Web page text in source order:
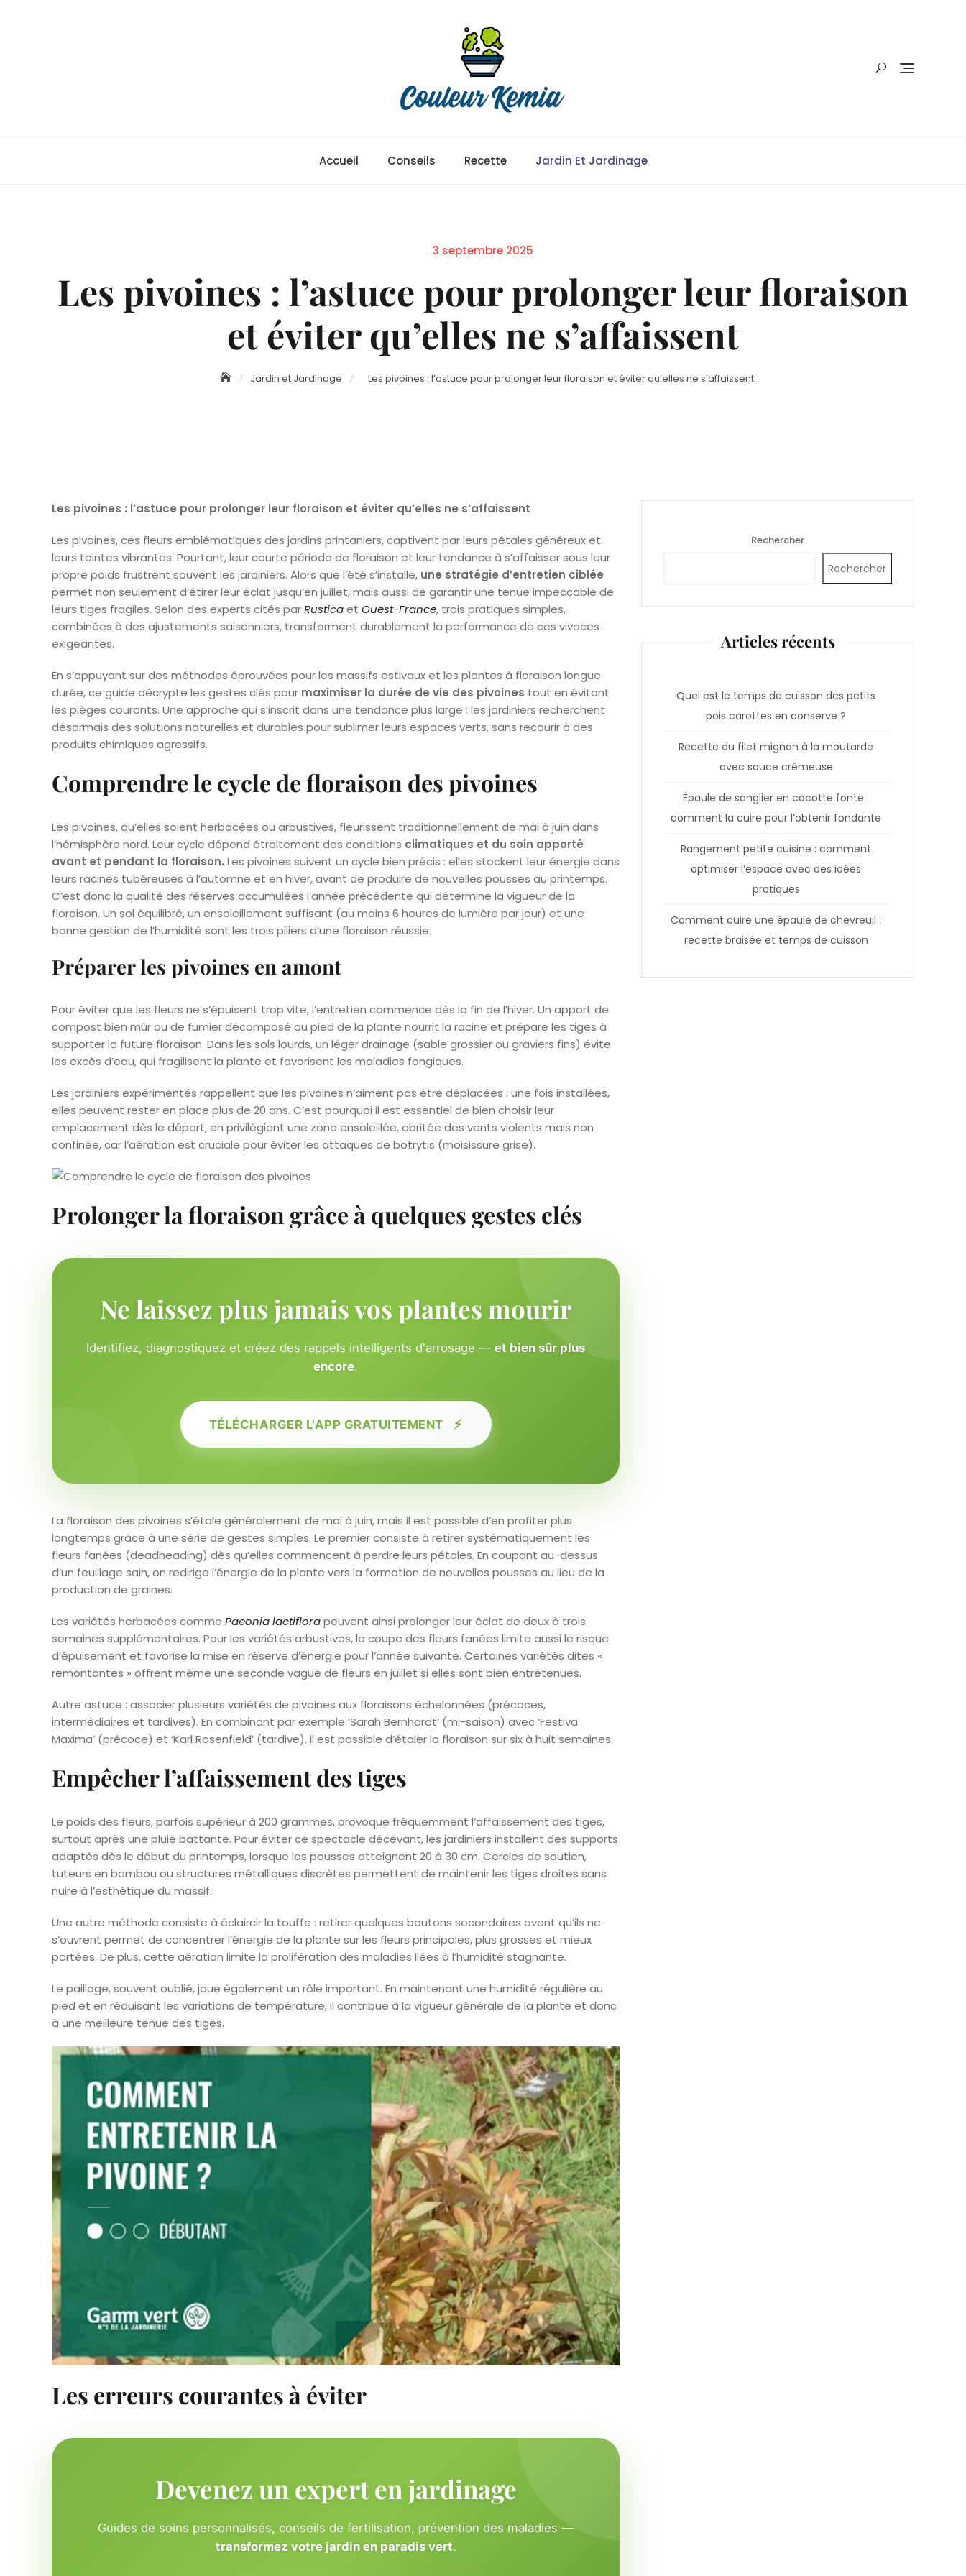
Accueil Conseils Recette Jardin Et Jardinage
Posted
3 septembre 2025
Les pivoines : l’astuce pour prolonger leur floraison
et éviter qu’elles ne s’affaissent
Jardin et Jardinage Les pivoines : l’astuce pour prolonger leur floraison et éviter qu’elles ne s’affaissent
Les pivoines : l’astuce pour prolonger leur floraison et éviter qu’elles ne s’affaissent
Les pivoines, ces fleurs emblématiques des jardins printaniers, captivent par leurs pétales généreux et
leurs teintes vibrantes. Pourtant, leur courte période de floraison et leur tendance à s’affaisser sous leur
propre poids frustrent souvent les jardiniers. Alors que l’été s’installe, une stratégie d’entretien ciblée
permet non seulement d’étirer leur éclat jusqu’en juillet, mais aussi de garantir une tenue impeccable de
leurs tiges fragiles. Selon des experts cités parRusticaet Ouest-France, trois pratiques simples,
combinées à des ajustements saisonniers, transforment durablement la performance de ces vivaces
exigeantes.
En s’appuyant sur des méthodes éprouvées pour les massifs estivaux et les plantes à floraison longue
durée, ce guide décrypte les gestes clés pour maximiser la durée de vie des pivoines tout en évitant
les pièges courants. Une approche qui s’inscrit dans une tendance plus large : les jardiniers recherchent
désormais des solutions naturelles et durables pour sublimer leurs espaces verts, sans recourir à des
produits chimiques agressifs.
Comprendre le cycle de floraison des pivoines
Les pivoines, qu’elles soient herbacées ou arbustives, fleurissent traditionnellement de mai à juin dans
l’hémisphère nord. Leur cycle dépend étroitement des conditions climatiques et du soin apporté
avant et pendant la floraison. Les pivoines suivent un cycle bien précis : elles stockent leur énergie dans
leurs racines tubéreuses à l’automne et en hiver, avant de produire de nouvelles pousses au printemps.
C’est donc la qualité des réserves accumulées l’année précédente qui détermine la vigueur de la
floraison. Un sol équilibré, un ensoleillement suffisant (au moins 6 heures de lumière par jour) et une
bonne gestion de l’humidité sont les trois piliers d’une floraison réussie.
Préparer les pivoines en amont
Pour éviter que les fleurs ne s’épuisent trop vite, l’entretien commence dès la fin de l’hiver. Un apport de
compost bien mûr ou de fumier décomposé au pied de la plante nourrit la racine et prépare les tiges à
supporter la future floraison. Dans les sols lourds, un léger drainage (sable grossier ou graviers fins) évite
les excès d’eau, qui fragilisent la plante et favorisent les maladies fongiques.
Les jardiniers expérimentés rappellent que les pivoines n’aiment pas être déplacées : une fois installées,
elles peuvent rester en place plus de 20 ans. C’est pourquoi il est essentiel de bien choisir leur
emplacement dès le départ, en privilégiant une zone ensoleillée, abritée des vents violents mais non
confinée, car l’aération est cruciale pour éviter les attaques de botrytis (moisissure grise).
Prolonger la floraison grâce à quelques gestes clés
Ne laissez plus jamais vos plantes mourir
Identifiez, diagnostiquez et créez des rappels intelligents d'arrosage — et bien sûr plus
encore.
TÉLÉCHARGER L'APP GRATUITEMENT ⚡
La floraison des pivoines s’étale généralement de mai à juin, mais il est possible d’en profiter plus
longtemps grâce à une série de gestes simples. Le premier consiste à retirer systématiquement les
fleurs fanées (deadheading) dès qu’elles commencent à perdre leurs pétales. En coupant au-dessus
d’un feuillage sain, on redirige l’énergie de la plante vers la formation de nouvelles pousses au lieu de la
production de graines.
Les variétés herbacées comme Paeonia lactiflorapeuvent ainsi prolonger leur éclat de deux à trois
semaines supplémentaires. Pour les variétés arbustives, la coupe des fleurs fanées limite aussi le risque
d’épuisement et favorise la mise en réserve d’énergie pour l’année suivante. Certaines variétés dites «
remontantes » offrent même une seconde vague de fleurs en juillet si elles sont bien entretenues.
Autre astuce : associer plusieurs variétés de pivoines aux floraisons échelonnées (précoces,
intermédiaires et tardives). En combinant par exemple ‘Sarah Bernhardt’ (mi-saison) avec ‘Festiva
Maxima’ (précoce) et ‘Karl Rosenfield’ (tardive), il est possible d’étaler la floraison sur six à huit semaines.
Empêcher l’affaissement des tiges
Le poids des fleurs, parfois supérieur à 200 grammes, provoque fréquemment l’affaissement des tiges,
surtout après une pluie battante. Pour éviter ce spectacle décevant, les jardiniers installent des supports
adaptés dès le début du printemps, lorsque les pousses atteignent 20 à 30 cm. Cercles de soutien,
tuteurs en bambou ou structures métalliques discrètes permettent de maintenir les tiges droites sans
nuire à l’esthétique du massif.
Une autre méthode consiste à éclaircir la touffe : retirer quelques boutons secondaires avant qu’ils ne
s’ouvrent permet de concentrer l’énergie de la plante sur les fleurs principales, plus grosses et mieux
portées. De plus, cette aération limite la prolifération des maladies liées à l’humidité stagnante.
Le paillage, souvent oublié, joue également un rôle important. En maintenant une humidité régulière au
pied et en réduisant les variations de température, il contribue à la vigueur générale de la plante et donc
à une meilleure tenue des tiges.
Les erreurs courantes à éviter
Devenez un expert en jardinage
Guides de soins personnalisés, conseils de fertilisation, prévention des maladies —
transformez votre jardin en paradis vert.
Rechercher
Rechercher
Articles récents
Quel est le temps de cuisson des petits
pois carottes en conserve ?
Recette du filet mignon à la moutarde
avec sauce crémeuse
Épaule de sanglier en cocotte fonte :
comment la cuire pour l’obtenir fondante
Rangement petite cuisine : comment
optimiser l’espace avec des idées
pratiques
Comment cuire une épaule de chevreuil :
recette braisée et temps de cuisson